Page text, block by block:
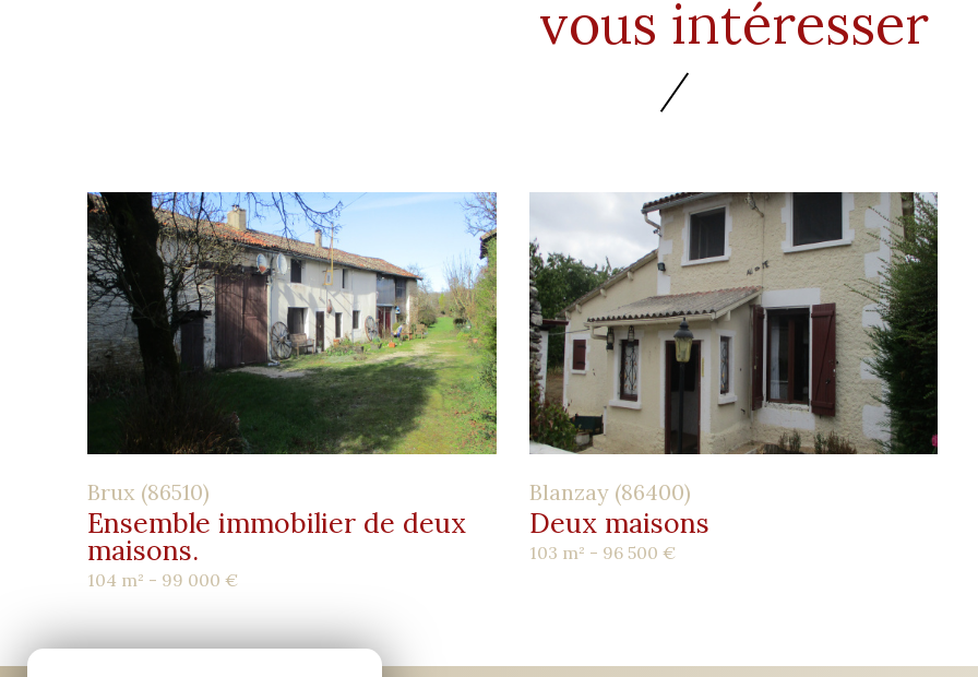
vous intéresser
Brux (86510)
Ensemble immobilier de deux
maisons.
104 m² - 99 000 €
Blanzay (86400)
Deux maisons
103 m² - 96 500 €